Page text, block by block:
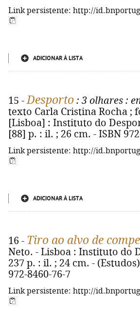
Link persistente: http://
ADICIONAR À LISTA
15 -Desporto : 3 olhares :
texto Carla Cristina Rocha ;
[Lisboa] : Instituto do
[88] p. : il. ; 26 cm. - ISBN
Link persistente: http://
ADICIONAR À LISTA
16 - Tiro ao alvo de
Neto. - Lisboa : Instituto do
237 p. : il. ; 24 cm. -
972-8460-76-7
Link persistente: http://